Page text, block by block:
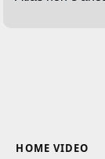
HOME VIDEO